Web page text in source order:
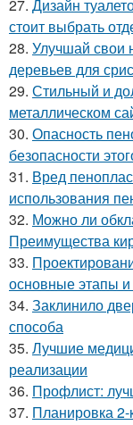
27. Дизайн
стоит выбрать
28. Улучшай свои
деревьев для
29. Стильный и
металлическом
30. Опасность
безопасности
31. Вред
использования
32. Можно ли
Преимущества
33.
основные этапы
34. Заклинило
способа
35. Лучшие
реализации
36. Профлист:
37. Планировка